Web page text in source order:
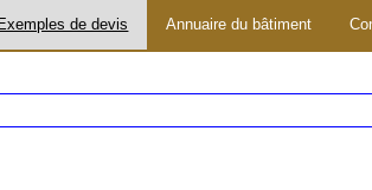
Exemples de devis Annuaire du bâtiment